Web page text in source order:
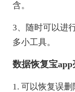
含。
3、随时可以进
多小工具。
数据恢复宝app
1. 可以恢复误